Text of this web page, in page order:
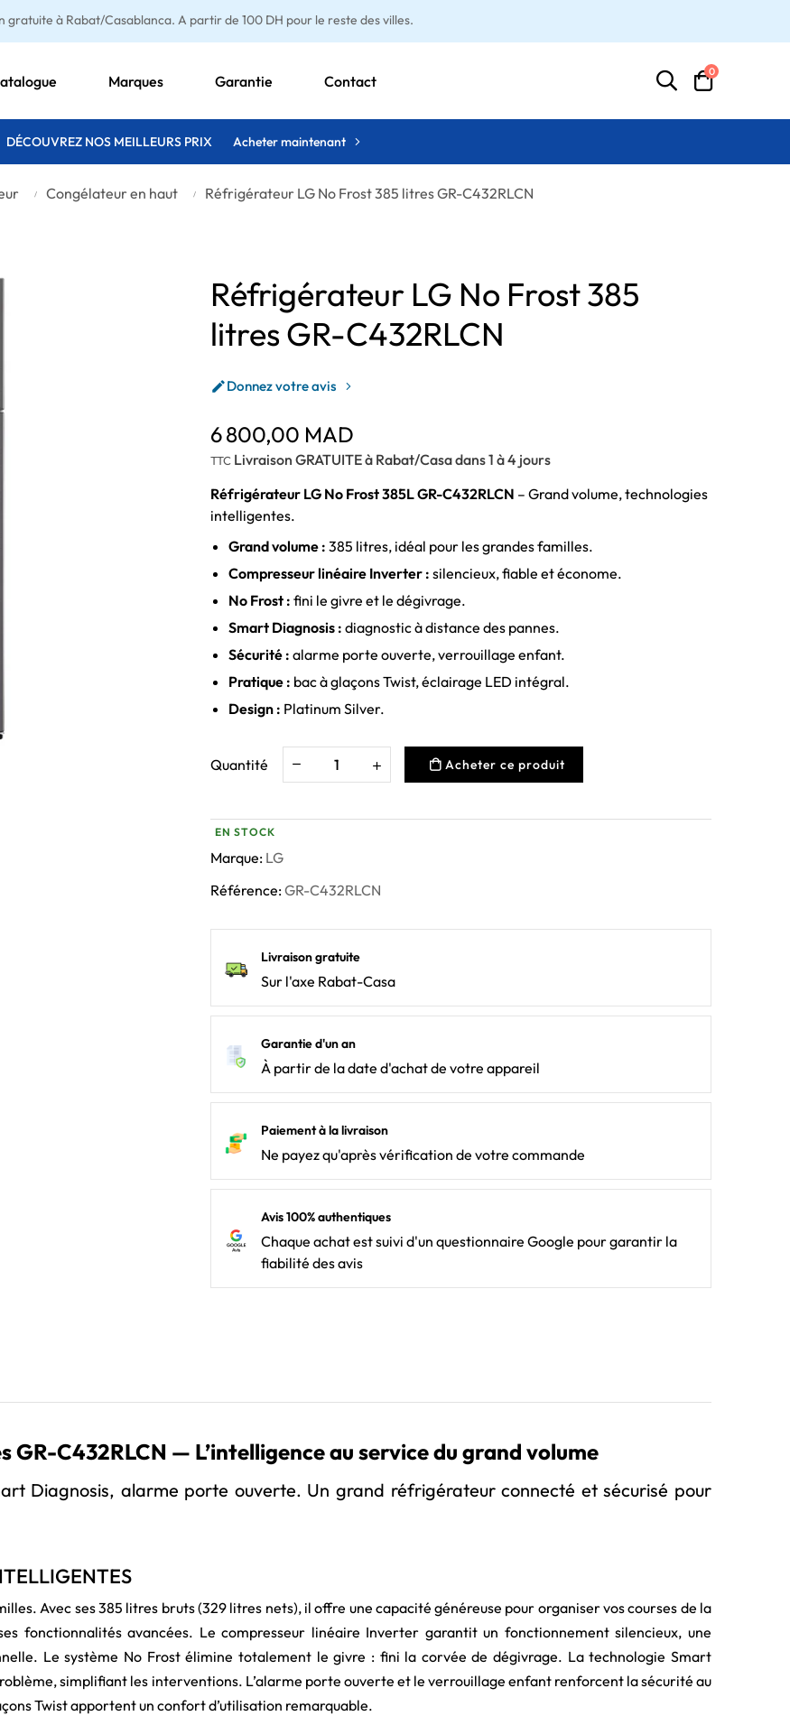
gratuite à Rabat/Casablanca. A partir de 100 DH pour le reste des villes.
Marques Garantie Contact
0
DÉCOUVREZ NOS MEILLEURS PRIX Acheter maintenant
Congélateur en haut Réfrigérateur LG No Frost 385 litres GR-C432RLCN
Réfrigérateur LG No Frost 385
litres GR-C432RLCN
Donnez votre avis
6 800,00 MAD
TTC Livraison GRATUITE à Rabat/Casa dans 1 à 4 jours
Réfrigérateur LG No Frost 385L GR-C432RLCN – Grand volume, technologies
intelligentes.
Grand volume : 385 litres, idéal pour les grandes familles.
Compresseur linéaire Inverter : silencieux, fiable et économe.
No Frost : fini le givre et le dégivrage.
Smart Diagnosis : diagnostic à distance des pannes.
Sécurité : alarme porte ouverte, verrouillage enfant.
Pratique : bac à glaçons Twist, éclairage LED intégral.
Design : Platinum Silver.
Quantité Acheter ce produit
EN STOCK
Marque: LG
Référence:GR-C432RLCN
Livraison gratuite
Sur l'axe Rabat-Casa
Garantie d'un an
À partir de la date d'achat de votre appareil
Paiement à la livraison
Ne payez qu'après vérification de votre commande
Avis 100% authentiques
Chaque achat est suivi d'un questionnaire Google pour garantir la
fiabilité des avis
C432RLCN — L’intelligence au service du grand volume
Diagnosis, alarme porte ouverte. Un grand réfrigérateur connecté et sécurisé pour
Avec ses 385 litres bruts (329 litres nets), il offre une capacité généreuse pour organiser vos courses de la
fonctionnalités avancées. Le compresseur linéaire Inverter garantit un fonctionnement silencieux, une
Le système No Frost élimine totalement le givre : fini la corvée de dégivrage. La technologie Smart
simplifiant les interventions. L’alarme porte ouverte et le verrouillage enfant renforcent la sécurité au
Twist apportent un confort d’utilisation remarquable.